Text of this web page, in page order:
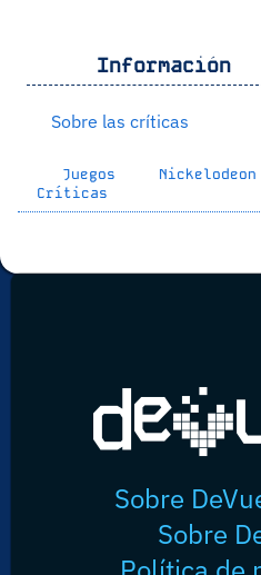
Información
Sobre las críticas
Juegos
Críticas
Sobre
Sobre